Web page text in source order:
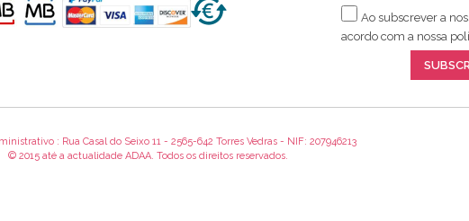
Rosa Medeiros
Estou plenamente satisfeita com os produtos adquiridos.
penso voltar a comprar na vossa loja, têm excelentes artigos a um
Alexandra Morais
Ao subscrever a
acordo com a nossa
: Rua Casal do Seixo 11 - 2565-642 Torres Vedras - NIF: 207946213
© 2015 até a actualidade ADAA. Todos os direitos reservados.